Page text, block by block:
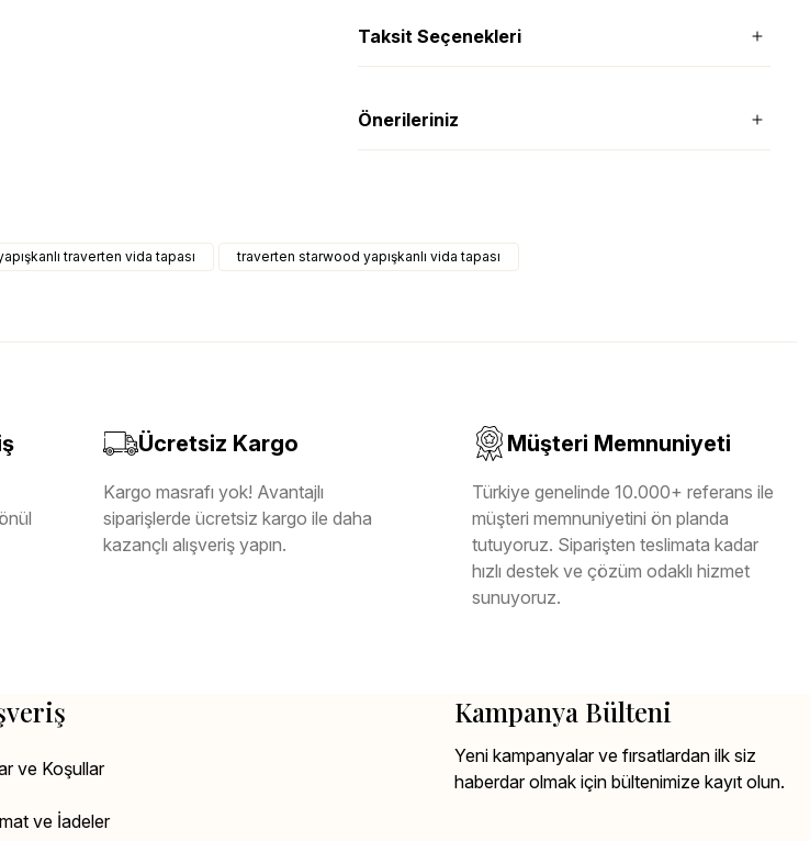
Taksit Seçenekleri
Önerileriniz
traverten vida tapası traverten starwood yapışkanlı vida tapası
Ücretsiz Kargo
Kargo masrafı yok! Avantajlı
siparişlerde ücretsiz kargo ile daha
kazançlı alışveriş yapın.
Müşteri Memnuniyeti
Türkiye genelinde 10.000+ referans ile
müşteri memnuniyetini ön planda
tutuyoruz. Siparişten teslimata kadar
hızlı destek ve çözüm odaklı hizmet
sunuyoruz.
ve Koşullar
ve İadeler
Kampanya Bülteni
Yeni kampanyalar ve fırsatlardan ilk siz
haberdar olmak için bültenimize kayıt olun.